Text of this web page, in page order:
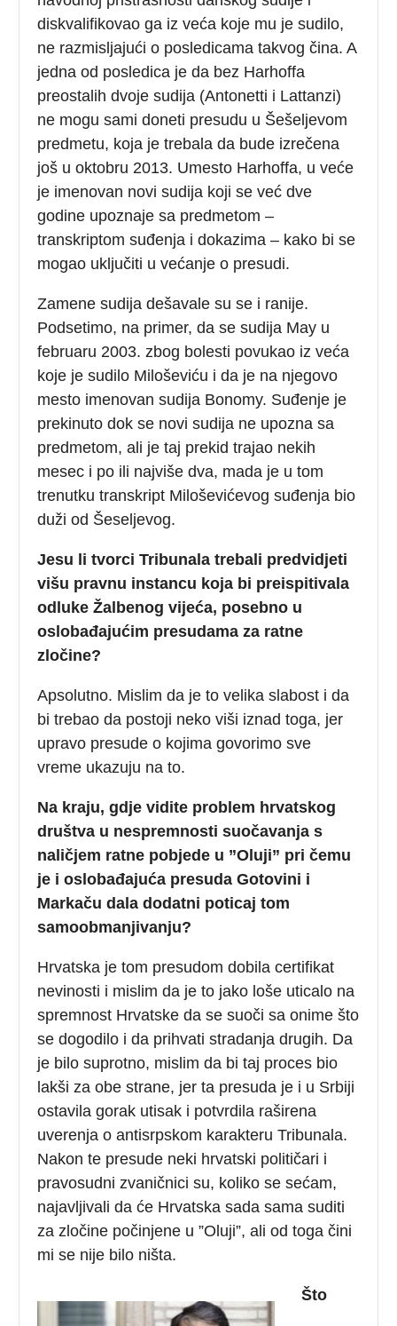
diskvalifikovao ga iz veća koje mu je sudilo,
ne razmisljajući o posledicama takvog čina. A
jedna od posledica je da bez Harhoffa
preostalih dvoje sudija (Antonetti i Lattanzi)
ne mogu sami doneti presudu u Šešeljevom
predmetu, koja je trebala da bude izrečena
još u oktobru 2013. Umesto Harhoffa, u veće
je imenovan novi sudija koji se već dve
godine upoznaje sa predmetom –
transkriptom suđenja i dokazima – kako bi se
mogao uključiti u većanje o presudi.
Zamene sudija dešavale su se i ranije.
Podsetimo, na primer, da se sudija May u
februaru 2003. zbog bolesti povukao iz veća
koje je sudilo Miloševiću i da je na njegovo
mesto imenovan sudija Bonomy. Suđenje je
prekinuto dok se novi sudija ne upozna sa
predmetom, ali je taj prekid trajao nekih
mesec i po ili najviše dva, mada je u tom
trenutku transkript Miloševićevog suđenja bio
duži od Šeseljevog.
Jesu li tvorci Tribunala trebali predvidjeti
višu pravnu instancu koja bi preispitivala
odluke Žalbenog vijeća, posebno u
oslobađajućim presudama za ratne
zločine?
Apsolutno. Mislim da je to velika slabost i da
bi trebao da postoji neko viši iznad toga, jer
upravo presude o kojima govorimo sve
vreme ukazuju na to.
Na kraju, gdje vidite problem hrvatskog
društva u nespremnosti suočavanja s
naličjem ratne pobjede u ”Oluji” pri čemu
je i oslobađajuća presuda Gotovini i
Markaču dala dodatni poticaj tom
samoobmanjivanju?
Hrvatska je tom presudom dobila certifikat
nevinosti i mislim da je to jako loše uticalo na
spremnost Hrvatske da se suoči sa onime što
se dogodilo i da prihvati stradanja drugih. Da
je bilo suprotno, mislim da bi taj proces bio
lakši za obe strane, jer ta presuda je i u Srbiji
ostavila gorak utisak i potvrdila raširena
uverenja o antisrpskom karakteru Tribunala.
Nakon te presude neki hrvatski političari i
pravosudni zvaničnici su, koliko se sećam,
najavljivali da će Hrvatska sada sama suditi
za zločine počinjene u ”Oluji”, ali od toga čini
mi se nije bilo ništa.
Što